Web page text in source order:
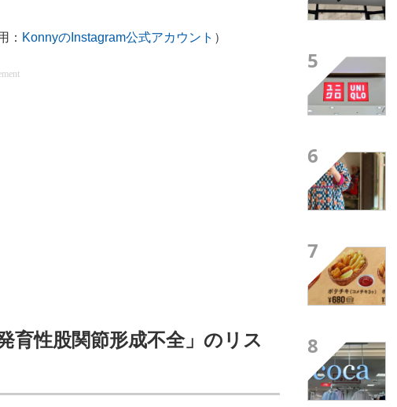
： KonnyのInstagram公式アカウント ）
育性股関節形成不全」のリス
5
6
7
8